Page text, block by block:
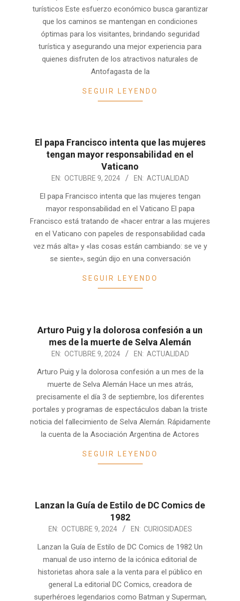
turísticos Este esfuerzo económico busca garantizar
que los caminos se mantengan en condiciones
óptimas para los visitantes, brindando seguridad
turística y asegurando una mejor experiencia para
quienes disfruten de los atractivos naturales de
Antofagasta de la
SEGUIR LEYENDO
El papa Francisco intenta que las mujeres
tengan mayor responsabilidad en el
Vaticano
EN: OCTUBRE 9, 2024 EN: ACTUALIDAD
El papa Francisco intenta que las mujeres tengan
mayor responsabilidad en el Vaticano El papa
Francisco está tratando de «hacer entrar a las mujeres
en el Vaticano con papeles de responsabilidad cada
vez más alta» y «las cosas están cambiando: se ve y
se siente», según dijo en una conversación
SEGUIR LEYENDO
Arturo Puig y la dolorosa confesión a un
mes de la muerte de Selva Alemán
EN: OCTUBRE 9, 2024 EN: ACTUALIDAD
Arturo Puig y la dolorosa confesión a un mes de la
muerte de Selva Alemán Hace un mes atrás,
precisamente el día 3 de septiembre, los diferentes
portales y programas de espectáculos daban la triste
noticia del fallecimiento de Selva Alemán. Rápidamente
la cuenta de la Asociación Argentina de Actores
SEGUIR LEYENDO
Lanzan la Guía de Estilo de DC Comics de
1982
EN: OCTUBRE 9, 2024 EN: CURIOSIDADES
Lanzan la Guía de Estilo de DC Comics de 1982 Un
manual de uso interno de la icónica editorial de
historietas ahora sale a la venta para el público en
general La editorial DC Comics, creadora de
superhéroes legendarios como Batman y Superman,